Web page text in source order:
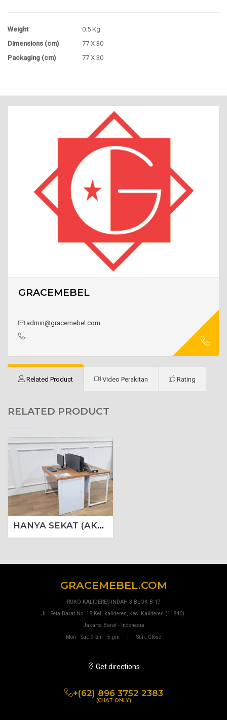
Weight
0.5 Kg
Dimensions (cm)
77 X 30
Packaging (cm)
77 X 30
GRACEMEBEL
admin@gracemebel.com
-
Related Product Video Perakitan Rating
RELATED PRODUCT
HANYA SEKAT (AKSESORIS MT 569 N)
GRACEMEBEL.COM
RUKO KALIDERES INDAH 3 BLOK B 17
JL. Peta Barat No. 18 Kel. kalideres, Kec. Kalideres (11840).
Jakarta Barat - Indonesia
Mon - Sat: 9 am - 5 pm | Sun: Close
Get directions
+(62) 896 3752 2383
(CHAT ONLY)